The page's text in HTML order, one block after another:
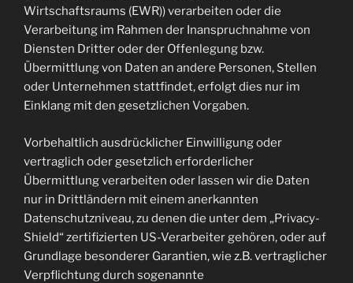
Wirtschaftsraums (EWR)) verarbeiten oder die
Verarbeitung im Rahmen der Inanspruchnahme von
Diensten Dritter oder der Offenlegung bzw.
Übermittlung von Daten an andere Personen, Stellen
oder Unternehmen stattfindet, erfolgt dies nur im
Einklang mit den gesetzlichen Vorgaben.
Vorbehaltlich ausdrücklicher Einwilligung oder
vertraglich oder gesetzlich erforderlicher
Übermittlung verarbeiten oder lassen wir die Daten
nur in Drittländern mit einem anerkannten
Datenschutzniveau, zu denen die unter dem „Privacy-
Shield“ zertifizierten US-Verarbeiter gehören, oder auf
Grundlage besonderer Garantien, wie z.B. vertraglicher
Verpflichtung durch sogenannte